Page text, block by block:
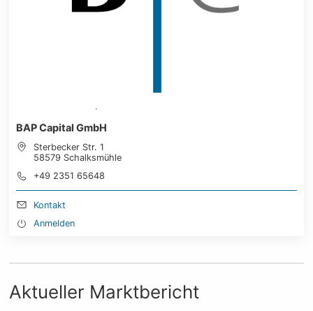
BAP Capital GmbH
Sterbecker Str. 1
58579 Schalksmühle
+49 2351 65648
Kontakt
Anmelden
Aktueller Marktbericht